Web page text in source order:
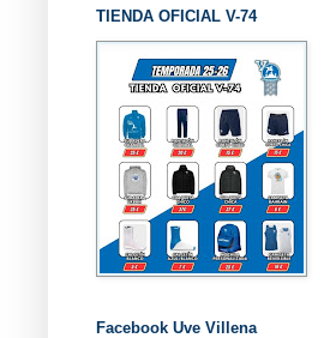
TIENDA OFICIAL V-74
Facebook Uve Villena